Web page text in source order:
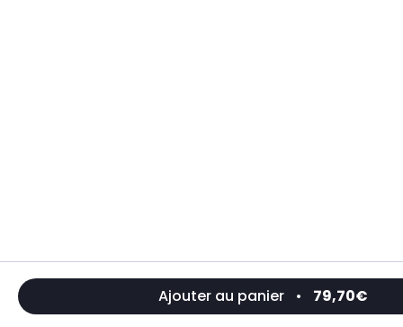
Ajouter au panier • 79,70€